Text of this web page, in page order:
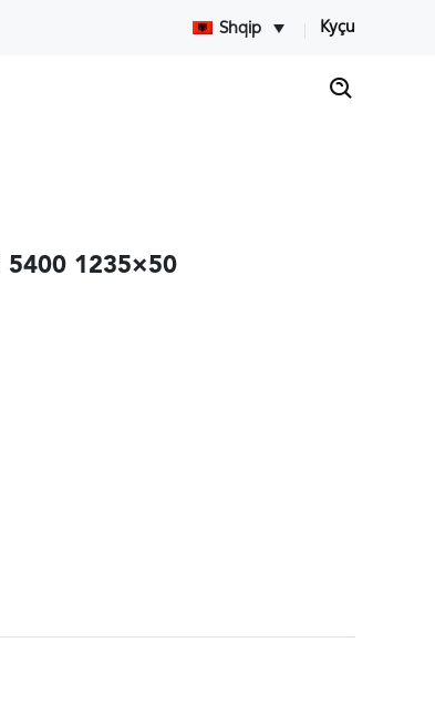
Shqip Kyçu
5400 1235×50